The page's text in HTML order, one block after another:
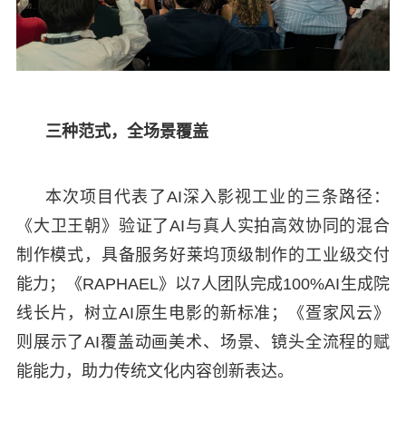
三种范式，全场景覆盖
本次项目代表了AI深入影视工业的三条路径：
《大卫王朝》验证了AI与真人实拍高效协同的混合
制作模式，具备服务好莱坞顶级制作的工业级交付
能力；《RAPHAEL》以7人团队完成100%AI生成院
线长片，树立AI原生电影的新标准；《疍家风云》
则展示了AI覆盖动画美术、场景、镜头全流程的赋
能能力，助力传统文化内容创新表达。